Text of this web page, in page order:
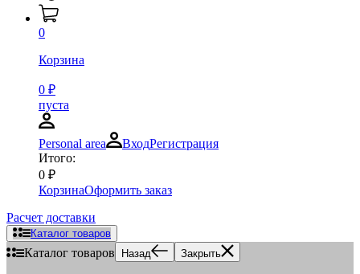
0
Корзина
0 ₽
пуста
Personal area ВходРегистрация
Итого:
0 ₽
КорзинаОформить заказ
Расчет доставки
Каталог товаров
Каталог товаров Назад Закрыть